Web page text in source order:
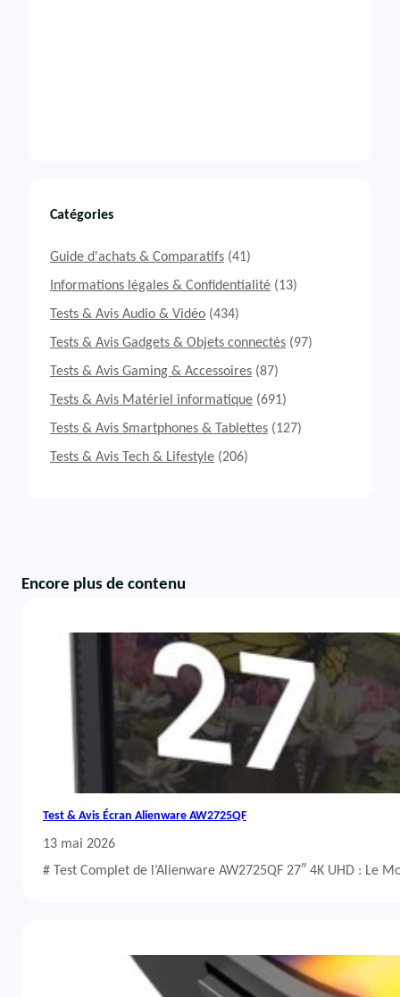
Catégories
Guide d'achats & Comparatifs (41)
Informations légales & Confidentialité (13)
Tests & Avis Audio & Vidéo (434)
Tests & Avis Gadgets & Objets connectés (97)
Tests & Avis Gaming & Accessoires (87)
Tests & Avis Matériel informatique (691)
Tests & Avis Smartphones & Tablettes (127)
Tests & Avis Tech & Lifestyle (206)
Encore plus de contenu
Test & Avis Écran Alienware AW2725QF
13 mai 2026
# Test Complet de l’Alienware AW2725QF 27″ 4K UHD : Le